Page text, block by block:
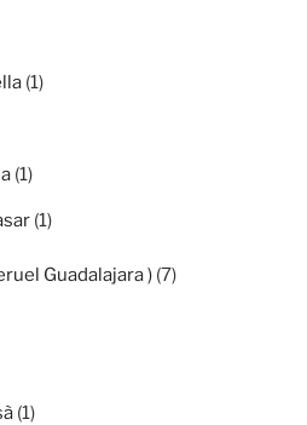
(1)
(1)
(1)
Guadalajara ) (7)
(1)